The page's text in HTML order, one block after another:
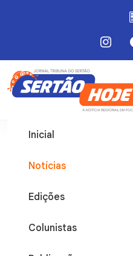
Inicial
Notícias
Edições
Colunistas